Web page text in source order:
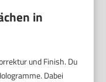
in
und Finish. Du
Dabei